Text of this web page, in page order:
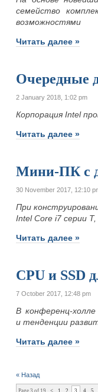
семейство
возможностями
Читать далее »
Очередные
2 January 2018, 1:02 pm
Корпорация Intel
Читать далее »
Мини-ПК с
30 November 2017, 12:10
При
Intel Core i7 серии
Читать далее »
CPU и SSD
7 October 2017, 12:48 pm
В конференц-
и тенденции
Читать далее »
« Назад
Page 3 of 19 < 1 2 3 4 5